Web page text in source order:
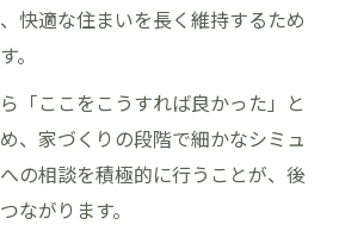
快適な住まいを長く維持するため
。
「ここをこうすれば良かった」と
、家づくりの段階で細かなシミュ
の相談を積極的に行うことが、後
ながります。